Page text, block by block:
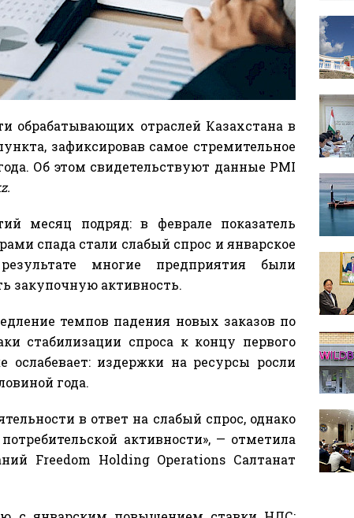
обрабатывающих отраслей Казахстана в
зафиксировав самое стремительное
Об этом свидетельствуют данные PMI
месяц подряд: в феврале показатель
спада стали слабый спрос и январское
многие предприятия были
закупочную активность.
темпов падения новых заказов по
стабилизации спроса к концу первого
ослабевает: издержки на ресурсы росли
года.
в ответ на слабый спрос, однако
активности», — отметила
Freedom Holding Operations Салтанат